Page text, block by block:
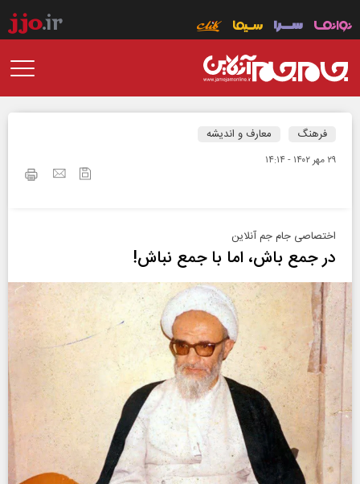
فرهنگ معارف و اندیشه
۲۹ مهر ۱۴۰۲ - ۱۴:۱۴
اختصاصی جام جم آنلاین
در جمع باش، اما با جمع نباش!